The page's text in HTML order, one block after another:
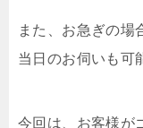
また、お急ぎの場
当日のお伺いも可
今回は、お客様が